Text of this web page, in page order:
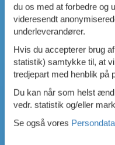
du os med at forbedre og
videresendt
underleverandører.
Hvis du accepterer brug
statistik) samtykke til, at
tredjepart med henblik på
Du kan når som helst
vedr. statistik og/eller
Se også vores